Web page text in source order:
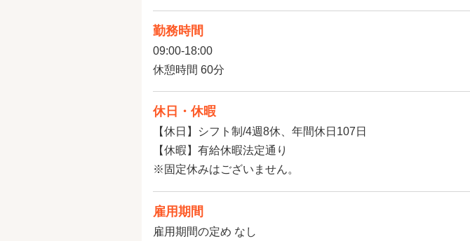
勤務時間
09:00-18:00
休憩時間 60分
休日・休暇
【休日】シフト制/4週8休、年間休日107日
【休暇】有給休暇法定通り
※固定休みはございません。
雇用期間
雇用期間の定め なし